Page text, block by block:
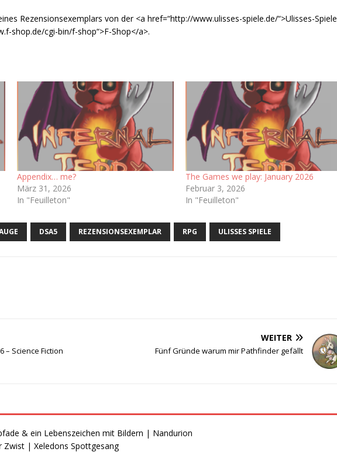
Rezensionsexemplars von der <a href=“http://www.ulisses-spiele.de/“>Ulisses-Spiele
shop.de/cgi-bin/f-shop“>F-Shop</a>.
Appendix… me?
März 31, 2026
In "Feuilleton"
The Games we play: January 2026
Februar 3, 2026
In "Feuilleton"
DSA5 REZENSIONSEXEMPLAR RPG ULISSES SPIELE
– Science Fiction
WEITER
Fünf Gründe warum mir Pathfinder gefällt
& ein Lebenszeichen mit Bildern | Nandurion
Zwist | Xeledons Spottgesang